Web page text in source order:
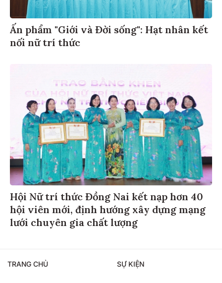
Ấn phẩm "Giới và Đời sống": Hạt nhân kết
nối nữ trí thức
Hội Nữ trí thức Đồng Nai kết nạp hơn 40
hội viên mới, định hướng xây dựng mạng
lưới chuyên gia chất lượng
TRANG CHỦ SỰ KIỆN